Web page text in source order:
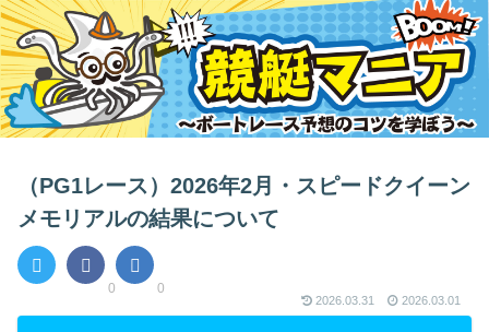
（PG1レース）2026年2月・スピードクイーン
メモリアルの結果について
0 0
2026.03.31 2026.03.01